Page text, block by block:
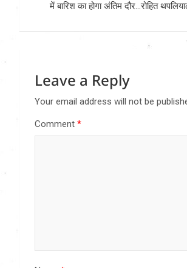
में बारिश का होगा अंतिम दौर…रोहित
Leave a Reply
Your email address will not be
Comment *